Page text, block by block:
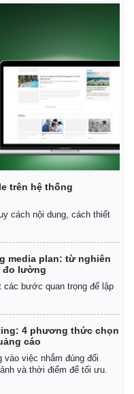
Giá vàng
dùng
giá
khoán
trên hệ thống
cách nội dung, cách thiết
media plan: từ nghiên
đo lường
bước quan trọng để lập
4 phương thức chọn
cáo
vào việc nhắm đúng đối
và thời điểm để tối ưu.